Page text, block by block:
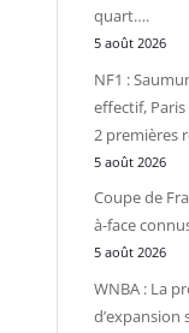
quart….
5 août 2026
NF1 :
effectif,
2 premières
5 août 2026
Coupe de
à-face
5 août 2026
WNBA : La
d’expansion